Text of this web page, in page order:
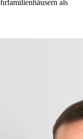
als